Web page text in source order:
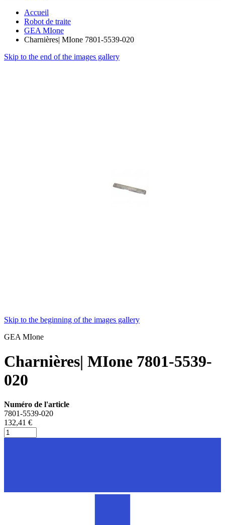
Accueil
Robot de traite
GEA MIone
Charnières| MIone 7801-5539-020
Skip to the end of the images gallery
Skip to the beginning of the images gallery
GEA MIone
Charnières| MIone 7801-5539-
020
Numéro de l'article
7801-5539-020
132,41 €